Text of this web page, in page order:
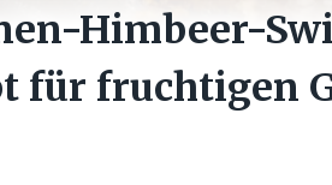
Himbeer-
für fruchtigen